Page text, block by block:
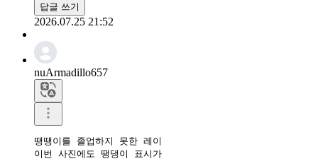
답글 쓰기
2026.07.25 21:52
nuArmadillo657
땡땡이를 졸업하지 못한 레이
이번 사진에도 땡댕이 표시가